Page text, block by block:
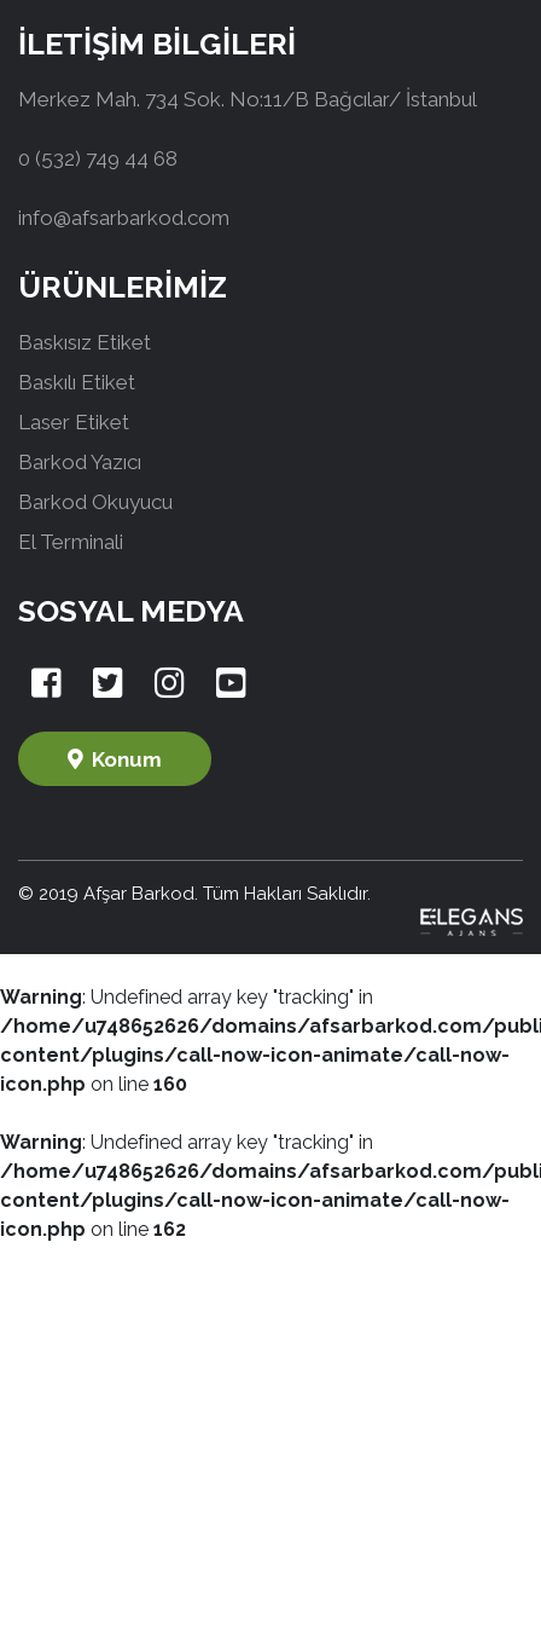
İLETİŞİM BİLGİLERİ
Merkez Mah. 734 Sok. No:11/B Bağcılar/ İstanbul
0 (532) 749 44 68
info@afsarbarkod.com
ÜRÜNLERİMİZ
Baskısız Etiket
Baskılı Etiket
Laser Etiket
Barkod Yazıcı
Barkod Okuyucu
El Terminali
SOSYAL MEDYA
Konum
© 2019 Afşar Barkod. Tüm Hakları Saklıdır.
Warning: Undefined array key "tracking" in
/home/u748652626/domains/afsarbarkod.com/
content/plugins/call-now-icon-animate/call-now-
icon.php on line 160
Warning: Undefined array key "tracking" in
/home/u748652626/domains/afsarbarkod.com/
content/plugins/call-now-icon-animate/call-now-
icon.php on line 162